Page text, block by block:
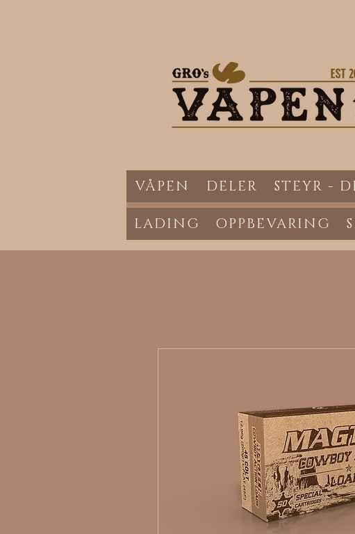
VÅPEN DELER STEYR -
LADING OPPBEVARING